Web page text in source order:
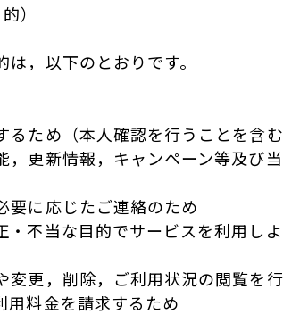
）
，以下のとおりです。
ため（本人確認を行うことを含む
更新情報，キャンペーン等及び
要に応じたご連絡のため
不当な目的でサービスを利用し
更，削除，ご利用状況の閲覧を
用料金を請求するため